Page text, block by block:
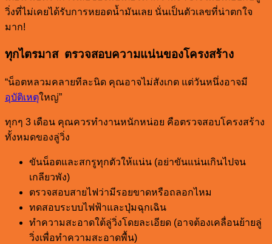
วิ่งที่ไม่เคยได้รับการหยอดน้ำมันเลย นั่นเป็นตัวเลขที่น่าตกใจ
มาก!
ทุกไตรมาส ตรวจสอบความแน่นของโครงสร้าง
“น็อตหลวมคลายทีละนิด คุณอาจไม่สังเกต แต่วันหนึ่งอาจมี
อุบัติเหตุใหญ่”
ทุกๆ 3 เดือน คุณควรทำงานหนักหน่อย คือตรวจสอบโครงสร้าง
ทั้งหมดของลู่วิ่ง
ขันน็อตและสกรูทุกตัวให้แน่น (อย่าขันแน่นเกินไปจน
เกลียวพัง)
ตรวจสอบสายไฟว่ามีรอยขาดหรือถลอกไหม
ทดสอบระบบไฟฟ้าและปุ่มฉุกเฉิน
ทำความสะอาดใต้ลู่วิ่งโดยละเอียด (อาจต้องเคลื่อนย้ายลู่
วิ่งเพื่อทำความสะอาดพื้น)